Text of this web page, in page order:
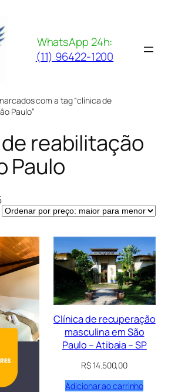
WhatsApp 24h:
(11) 96422-1200
com a tag “clínica de
Paulo”
reabilitação
Paulo
Clínica de recuperação
masculina em São
Paulo – Atibaia – SP
R$14.500,00
Adicionar ao carrinho